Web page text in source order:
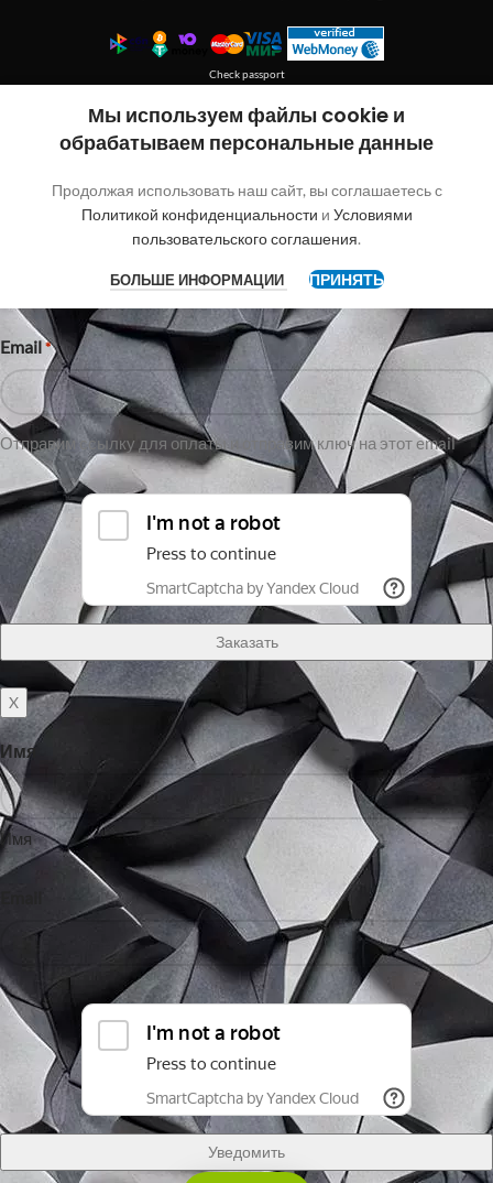
Check passport
Мы используем файлы cookie и
обрабатываем персональные данные
Продолжая использовать наш сайт, вы соглашаетесь с
Политикой конфиденциальности и Условиями
пользовательского соглашения.
БОЛЬШЕ ИНФОРМАЦИИ ПРИНЯТЬ
Покупка без регистрации
"обозначает обязательные поля
Email *
Отправим ссылку для оплаты и отправим ключ на этот email
X
Имя
Имя